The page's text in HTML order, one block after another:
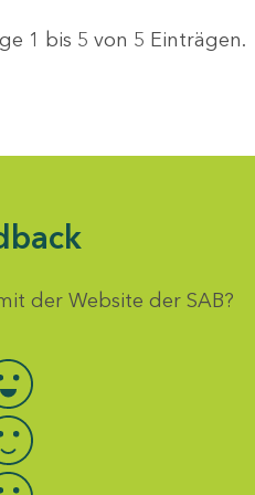
1 bis 5 von 5 Einträgen.
der Website der SAB?
auswählen